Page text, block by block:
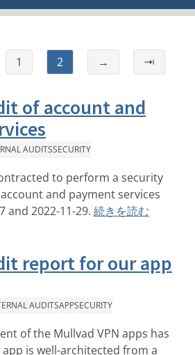
1 2 → ⇥
of account and
AUDITSSECURITY
to perform a security
and payment services
and 2022-11-29. 続きを読む
report for our app
AUDITSAPPSECURITY
of the Mullvad VPN apps has
is well-architected from a